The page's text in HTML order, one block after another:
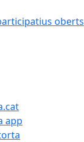
oberts
app